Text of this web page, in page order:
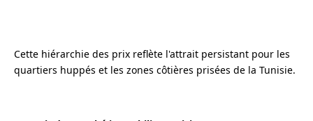
Cette hiérarchie des prix reflète l'attrait persistant pour les
quartiers huppés et les zones côtières prisées de la Tunisie.